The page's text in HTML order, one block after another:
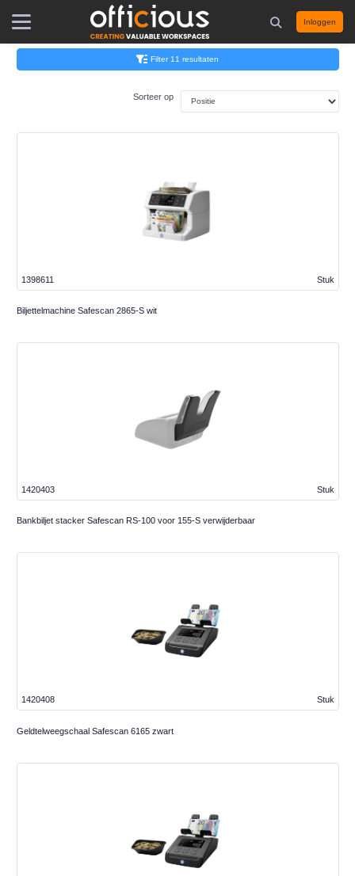
Inloggen
Filter 11 resultaten
Sorteer op
Stuk
1398611
Biljettelmachine Safescan 2865-S wit
Stuk
1420403
Bankbiljet stacker Safescan RS-100 voor 155-S verwijderbaar
Stuk
1420408
Geldtelweegschaal Safescan 6165 zwart